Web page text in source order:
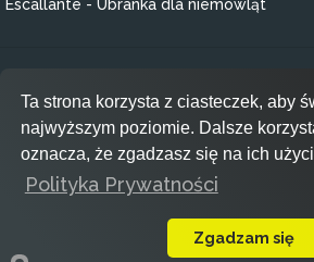
Escallante - Ubranka dla niemowląt
Regulamin
Polityka prywatności
RODO
Inspiracje
add_circle
Ta strona korzysta z ciasteczek, aby
najwyższym poziomie. Dalsze
oznacza, że zgadzasz się na ich
Polityka Prywatności
Zgadzam się